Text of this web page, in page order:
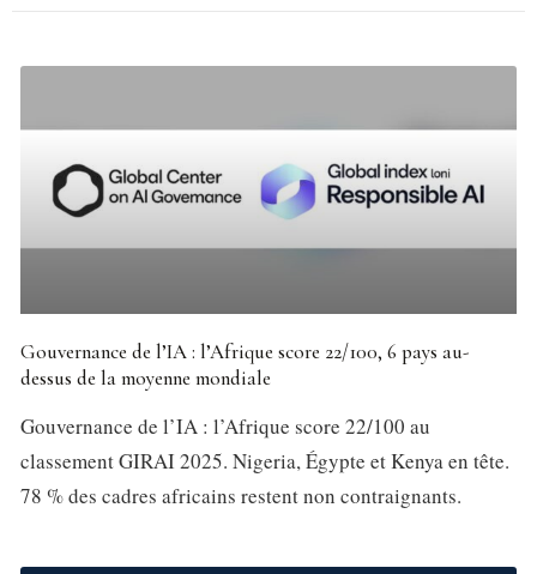
Gouvernance de l’IA : l’Afrique score 22/100, 6 pays au-
dessus de la moyenne mondiale
Gouvernance de l’IA : l’Afrique score 22/100 au
classement GIRAI 2025. Nigeria, Égypte et Kenya en tête.
78 % des cadres africains restent non contraignants.